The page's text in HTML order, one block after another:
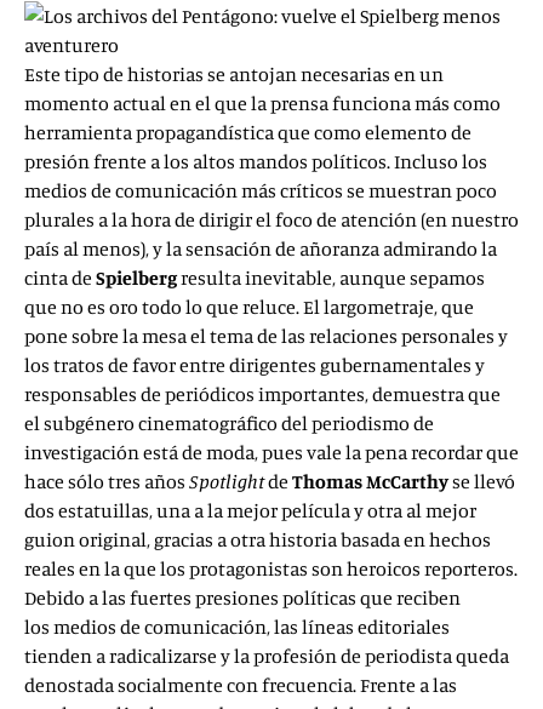
Este tipo de historias se antojan necesarias en un
momento actual en el que la prensa funciona más como
herramienta propagandística que como elemento de
presión frente a los altos mandos políticos. Incluso los
medios de comunicación más críticos se muestran poco
plurales a la hora de dirigir el foco de atención (en nuestro
país al menos), y la sensación de añoranza admirando la
cinta de Spielbergresulta inevitable, aunque sepamos
que no es oro todo lo que reluce. El largometraje, que
pone sobre la mesa el tema de las relaciones personales y
los tratos de favor entre dirigentes gubernamentales y
responsables de periódicos importantes, demuestra que
el subgénero cinematográfico del periodismo de
investigación está de moda, pues vale la pena recordar que
hace sólo tres años Spotlightde Thomas McCarthyse llevó
dos estatuillas, una a la mejor película y otra al mejor
guion original, gracias a otra historia basada en hechos
reales en la que los protagonistas son heroicos reporteros.
Debido a las fuertes presiones políticas que reciben
los medios de comunicación, las líneas editoriales
tienden a radicalizarse y la profesión de periodista queda
denostada socialmente con frecuencia. Frente a las